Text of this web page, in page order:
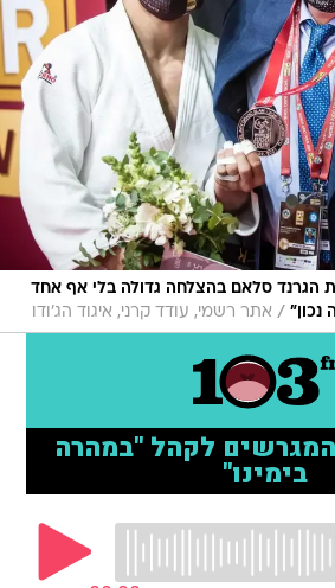
הגרנד סלאם בהצלחה גדולה בלי אף אחד
/ אתר רשמי, עודד קרני, איגוד הג'ודו